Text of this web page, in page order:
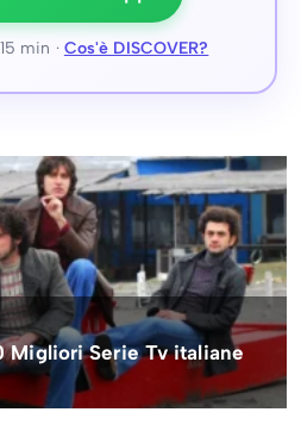
min · Cos'è DISCOVER?